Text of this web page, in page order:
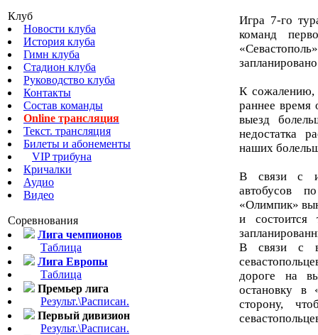
Клуб
Новости клуба
История клуба
Гимн клуба
Стадион клуба
Руководство клуба
Контакты
Состав команды
Online трансляция
Текст. трансляция
Билеты и абонементы
VIP трибуна
Кричалки
Аудио
Видео
Соревнования
Лига чемпионов
Таблица
Лига Европы
Таблица
Премьер лига
Результ.\Расписан.
Первый дивизион
Результ.\Расписан.
Игра 7-го
команд
К сожалению,
раннее время
выезд
недостатка
наших
В связи с
автобусов
«Олимпик»
и
В связи с
дороге на
остановку в
сторону,